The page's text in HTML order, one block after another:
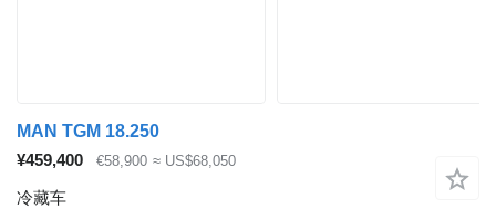
MAN TGM 18.250
¥459,400
€58,900 ≈ US$68,050
冷藏车